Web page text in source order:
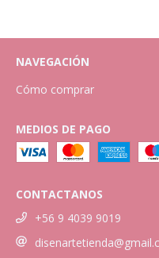
NAVEGACIÓN
Cómo comprar
MEDIOS DE PAGO
CONTACTANOS
+56 9 4039 9019